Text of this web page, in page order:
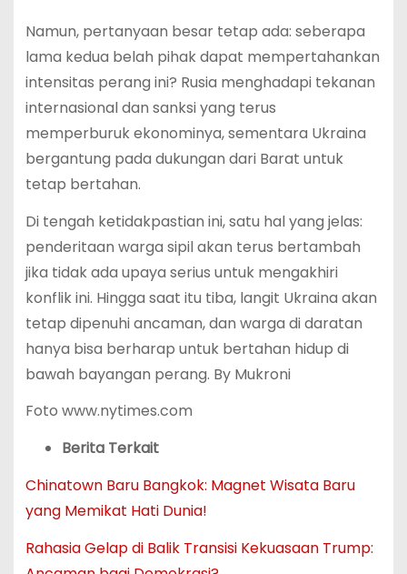
Namun, pertanyaan besar tetap ada: seberapa
lama kedua belah pihak dapat mempertahankan
intensitas perang ini? Rusia menghadapi tekanan
internasional dan sanksi yang terus
memperburuk ekonominya, sementara Ukraina
bergantung pada dukungan dari Barat untuk
tetap bertahan.
Di tengah ketidakpastian ini, satu hal yang jelas:
penderitaan warga sipil akan terus bertambah
jika tidak ada upaya serius untuk mengakhiri
konflik ini. Hingga saat itu tiba, langit Ukraina akan
tetap dipenuhi ancaman, dan warga di daratan
hanya bisa berharap untuk bertahan hidup di
bawah bayangan perang. By Mukroni
Foto www.nytimes.com
Berita Terkait
Chinatown Baru Bangkok: Magnet Wisata Baru
yang Memikat Hati Dunia!
Rahasia Gelap di Balik Transisi Kekuasaan Trump: